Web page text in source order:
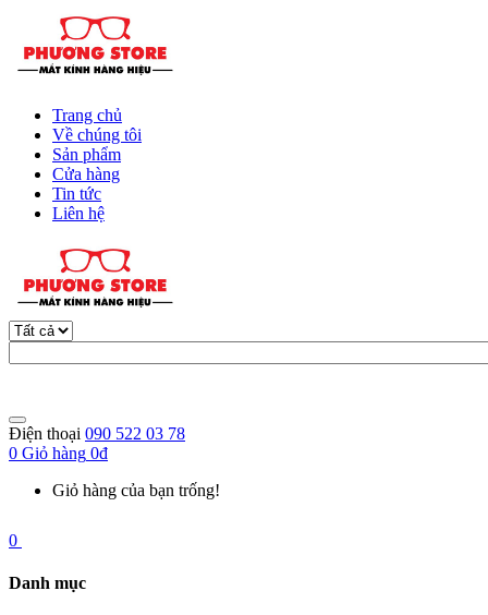
Trang chủ
Về chúng tôi
Sản phẩm
Cửa hàng
Tin tức
Liên hệ
Điện thoại 090 522 03 78
0 Giỏ hàng 0đ
Giỏ hàng của bạn trống!
0
Danh mục